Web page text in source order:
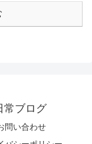
常ブログ
問い合わせ